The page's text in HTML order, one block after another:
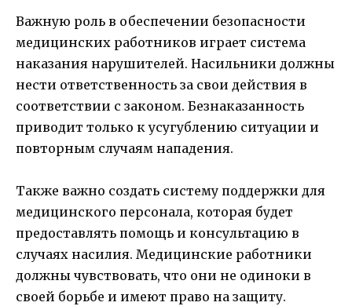
Важную роль в обеспечении безопасности
медицинских работников играет система
наказания нарушителей. Насильники должны
нести ответственность за свои действия в
соответствии с законом. Безнаказанность
приводит только к усугублению ситуации и
повторным случаям нападения.
Также важно создать систему поддержки для
медицинского персонала, которая будет
предоставлять помощь и консультацию в
случаях насилия. Медицинские работники
должны чувствовать, что они не одиноки в
своей борьбе и имеют право на защиту.